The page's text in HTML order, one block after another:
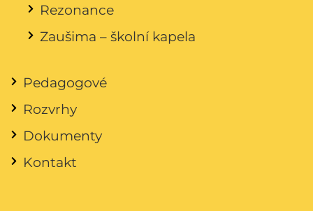
Rezonance
Zaušima – školní kapela
Pedagogové
Rozvrhy
Dokumenty
Kontakt